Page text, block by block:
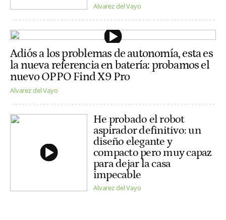
Alvarez del Vayo
Adiós a los problemas de autonomía, esta es
la nueva referencia en batería: probamos el
nuevo OPPO Find X9 Pro
Alvarez del Vayo
He probado el robot
aspirador definitivo: un
diseño elegante y
compacto pero muy capaz
para dejar la casa
impecable
Alvarez del Vayo